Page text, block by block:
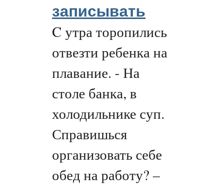
записывать
C утра торопились
отвезти ребенка на
плавание. - На
столе банка, в
холодильнике суп.
Справишься
организовать себе
обед на работу? –